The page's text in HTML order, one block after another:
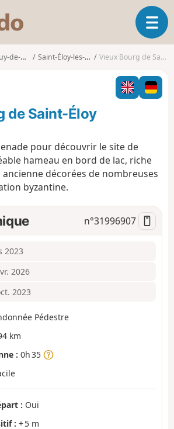
s
o
O
u
v
i
r
l
g
i
o
de-Dôme Saint-Éloy-les-Mines Vieux Bourg de Saint-Éloy
de Saint-Éloy
pour découvrir le site de
hameau en bord de lac, riche
décorées de nombreuses
byzantine.
n°31996907
2023
2026
2023
Pédestre
km
: 0h 35
: Oui
: + 5 m